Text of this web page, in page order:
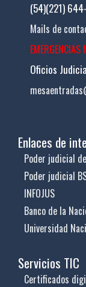
(54)(221)
Mails de
EMERGENCIAS
Oficios
Enlaces de
Poder judicial
Poder judicial
INFOJUS
Banco de la
Universidad
Servicios TIC
Certificados